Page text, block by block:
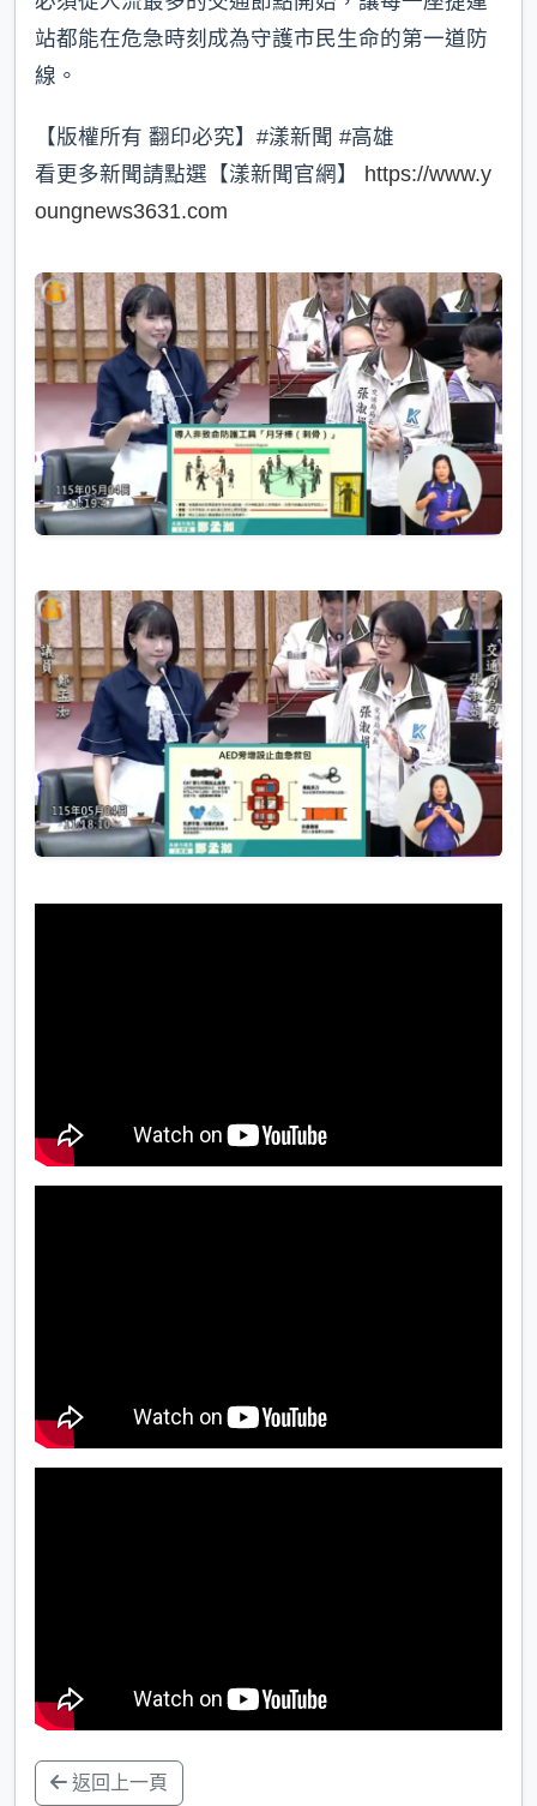
站都能在危急時刻成為守護市民生命的第一道防
線。
【版權所有 翻印必究】#漾新聞 #高雄
看更多新聞請點選【漾新聞官網】 https://www.y
oungnews3631.com
返回上一頁